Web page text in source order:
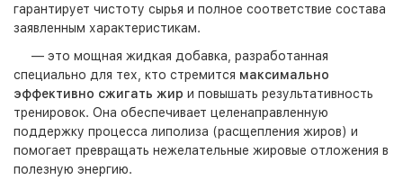
гарантирует чистоту сырья и полное соответствие состава
заявленным характеристикам.
— это мощная жидкая добавка, разработанная
специально для тех, кто стремится максимально
эффективно сжигать жир и повышать результативность
тренировок. Она обеспечивает целенаправленную
поддержку процесса липолиза (расщепления жиров) и
помогает превращать нежелательные жировые отложения в
полезную энергию.